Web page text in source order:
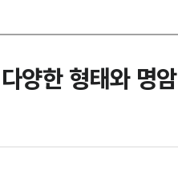
양한 형태와 명암